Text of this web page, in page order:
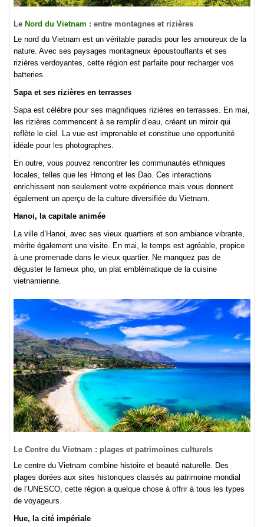
Le Nord du Vietnam : entre montagnes et rizières
Le nord du Vietnam est un véritable paradis pour les amoureux de la
nature. Avec ses paysages montagneux époustouflants et ses
rizières verdoyantes, cette région est parfaite pour recharger vos
batteries.
Sapa et ses rizières en terrasses
Sapa est célèbre pour ses magnifiques rizières en terrasses. En mai,
les rizières commencent à se remplir d’eau, créant un miroir qui
reflète le ciel. La vue est imprenable et constitue une opportunité
idéale pour les photographes.
En outre, vous pouvez rencontrer les communautés ethniques
locales, telles que les Hmong et les Dao. Ces interactions
enrichissent non seulement votre expérience mais vous donnent
également un aperçu de la culture diversifiée du Vietnam.
Hanoi, la capitale animée
La ville d’Hanoi, avec ses vieux quartiers et son ambiance vibrante,
mérite également une visite. En mai, le temps est agréable, propice
à une promenade dans le vieux quartier. Ne manquez pas de
déguster le fameux pho, un plat emblématique de la cuisine
vietnamienne.
Le Centre du Vietnam : plages et patrimoines culturels
Le centre du Vietnam combine histoire et beauté naturelle. Des
plages dorées aux sites historiques classés au patrimoine mondial
de l’UNESCO, cette région a quelque chose à offrir à tous les types
de voyageurs.
Hue, la cité impériale